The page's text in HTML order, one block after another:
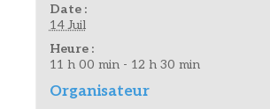
Date :
14 Juil
Heure :
11 h 00 min - 12 h 30 min
Organisateur